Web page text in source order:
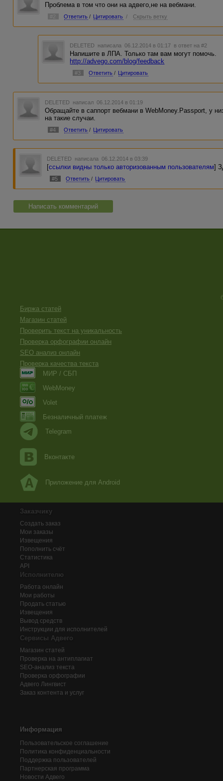
Проблема в том что они на адвего,не на вебмани.
#2 Ответить / Цитировать / Скрыть ветку
DELETED написала 06.12.2014 в 01:17 в ответ на #2
Напишите в ЛПА. Только там вам могут помочь.
http://advego.com/blog/feedback
#3 Ответить / Цитировать
DELETED написал 06.12.2014 в 01:19
Обращайте в саппорт вебмани в WebMoney.Passport, у
на такие случаи.
#4 Ответить / Цитировать
DELETED написала 06.12.2014 в 03:39
[ссылки видны только авторизованным пользователям]
#5 Ответить / Цитировать
Написать комментарий
Биржа статей
Магазин статей
Проверить текст на уникальность
Проверка орфографии онлайн
SEO анализ онлайн
Проверка качества текста
МИР / СБП
WebMoney
Volet
Безналичный платеж
Telegram
Вконтакте
Приложение для Android
Заказчику
Создать заказ
Мои заказы
Извещения
Пополнить счёт
Статистика
API
Исполнителю
Работа онлайн
Мои работы
Продать статью
Извещения
Вывод средств
Инструкции для исполнителей
Сервисы Адвего
Магазин статей
Проверка на антиплагиат
SEO-анализ текста
Проверка орфографии
Адвего Лингвист
Заказ контента и услуг
Информация
Пользовательское соглашение
Политика конфиденциальности
Поддержка пользователей
Партнерская программа
Новости Адвего